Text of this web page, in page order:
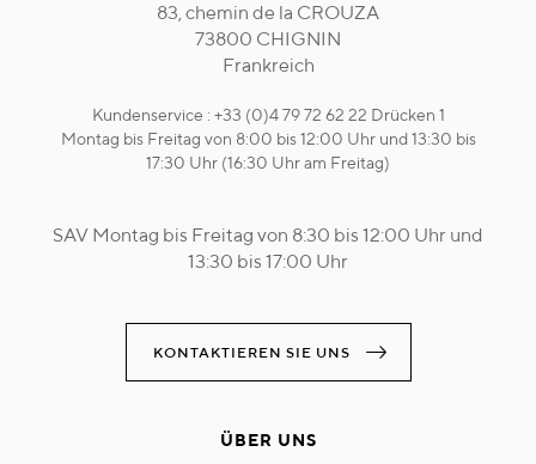
83, chemin de la CROUZA
73800 CHIGNIN
Frankreich
Kundenservice : +33 (0)4 79 72 62 22 Drücken 1
Montag bis Freitag von 8:00 bis 12:00 Uhr und 13:30 bis
17:30 Uhr (16:30 Uhr am Freitag)
SAV Montag bis Freitag von 8:30 bis 12:00 Uhr und
13:30 bis 17:00 Uhr
KONTAKTIEREN SIE UNS
ÜBER UNS